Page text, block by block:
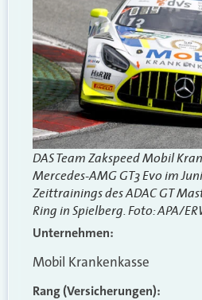
DAS Team Zakspeed Mobil
Mercedes-AMG GT3 Evo im
Zeittrainings des ADAC GT
Ring in Spielberg. Foto: APA/
Unternehmen:
Mobil Krankenkasse
Rang (Versicherungen):